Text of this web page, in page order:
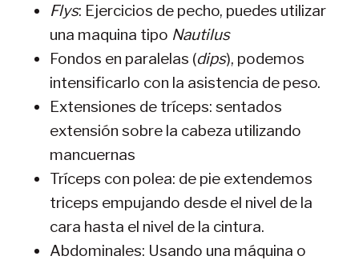
Flys: Ejercicios de pecho, puedes utilizar
una maquina tipo Nautilus
Fondos en paralelas (dips), podemos
intensificarlo con la asistencia de peso.
Extensiones de tríceps: sentados
extensión sobre la cabeza utilizando
mancuernas
Tríceps con polea: de pie extendemos
triceps empujando desde el nivel de la
cara hasta el nivel de la cintura.
Abdominales: Usando una máquina o